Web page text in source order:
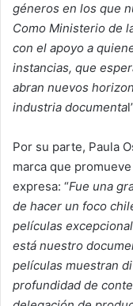
géneros en los que
Como Ministerio de
con el apoyo a
instancias, que
abran nuevos
industria documenta
Por su parte, Paula
marca que
expresa: “Fue una
de hacer un foco
películas
está nuestro
películas muestran
profundidad de